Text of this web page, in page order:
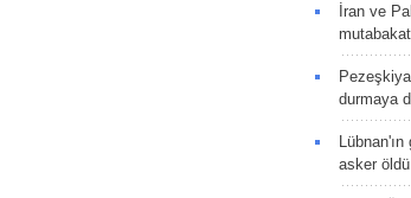
İran ve
durmaya
asker öldü